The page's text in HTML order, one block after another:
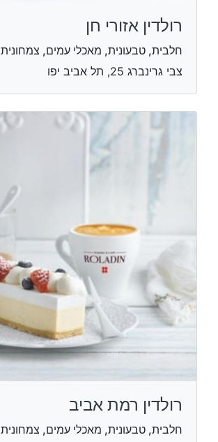
רולדין אזורי חן
חלבית, טבעונית, מאכלי עמים, צמחונית
צבי גרינברג 25, תל אביב יפו
רולדין רמת אביב
חלבית, טבעונית, מאכלי עמים, צמחונית